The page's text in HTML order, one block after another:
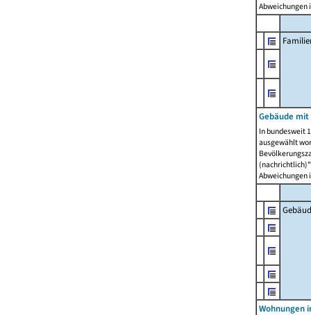
Abweichungen
Gebäude
In bundesweit
ausgewählt
Abweichungen
Wohnungen